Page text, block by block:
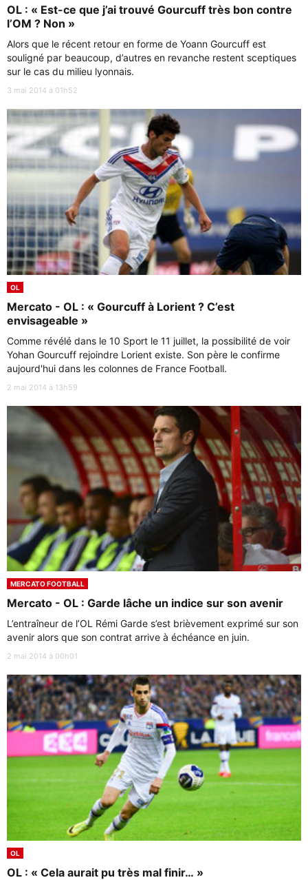
OL : « Est-ce que j’ai trouvé Gourcuff très bon contre
l’OM ? Non »
Alors que le récent retour en forme de Yoann Gourcuff est
souligné par beaucoup, d’autres en revanche restent sceptiques
sur le cas du milieu lyonnais.
3 mai 2014 à 01h52
OL
Mercato - OL : « Gourcuff à Lorient ? C’est
envisageable »
Comme révélé dans le 10 Sport le 11 juillet, la possibilité de voir
Yohan Gourcuff rejoindre Lorient existe. Son père le confirme
aujourd'hui dans les colonnes de France Football.
2 mai 2014 à 13h59
MERCATO FOOTBALL
Mercato - OL : Garde lâche un indice sur son avenir
L’entraîneur de l’OL Rémi Garde s’est brièvement exprimé sur son
avenir alors que son contrat arrive à échéance en juin.
2 mai 2014 à 00h01
OL
OL : « Cela aurait pu très mal finir… »